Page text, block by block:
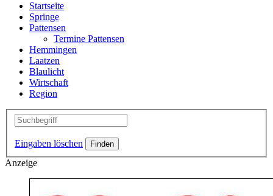
Startseite
Springe
Pattensen
Termine Pattensen
Hemmingen
Laatzen
Blaulicht
Wirtschaft
Region
Eingaben löschen
Anzeige